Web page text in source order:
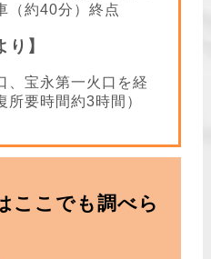
（約40分）終点
り】
、宝永第一火口を経
所要時間約3時間）
ここでも調べら